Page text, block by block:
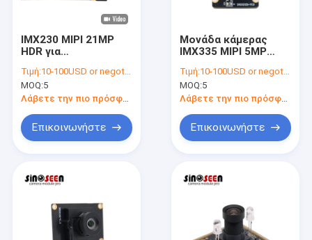
Βίντεο
IMX230 MIPI 21MP
HDR για
συστήματα
Τιμή:10-100USD or negotiable
MOQ:5
Λάβετε την πιο πρόσφατη τιμή
Επικοινωνήστε
Μονάδα κάμερας
IMX335 MIPI 5MP
πλατφόρμες RK
Qualcomm MTK
Τιμή:10-100USD or negotiable
MOQ:5
Λάβετε την πιο πρόσφατη τιμή
Επικοινωνήστε